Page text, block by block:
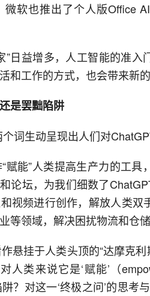
软也推出了个人版Office
”日益增多，人工智能的准
和工作的方式，也会带来新的
是罢黜陷阱
个词生动呈现出人们对
赋能”人类提高生产力的工
论坛，为我们细数了
视频进行创作，解放人类双
等领域，解决困扰物流和
悬挂于人类头顶的“达摩克
人类来说它是‘赋能’（
？对这一‘终极之问’的思考